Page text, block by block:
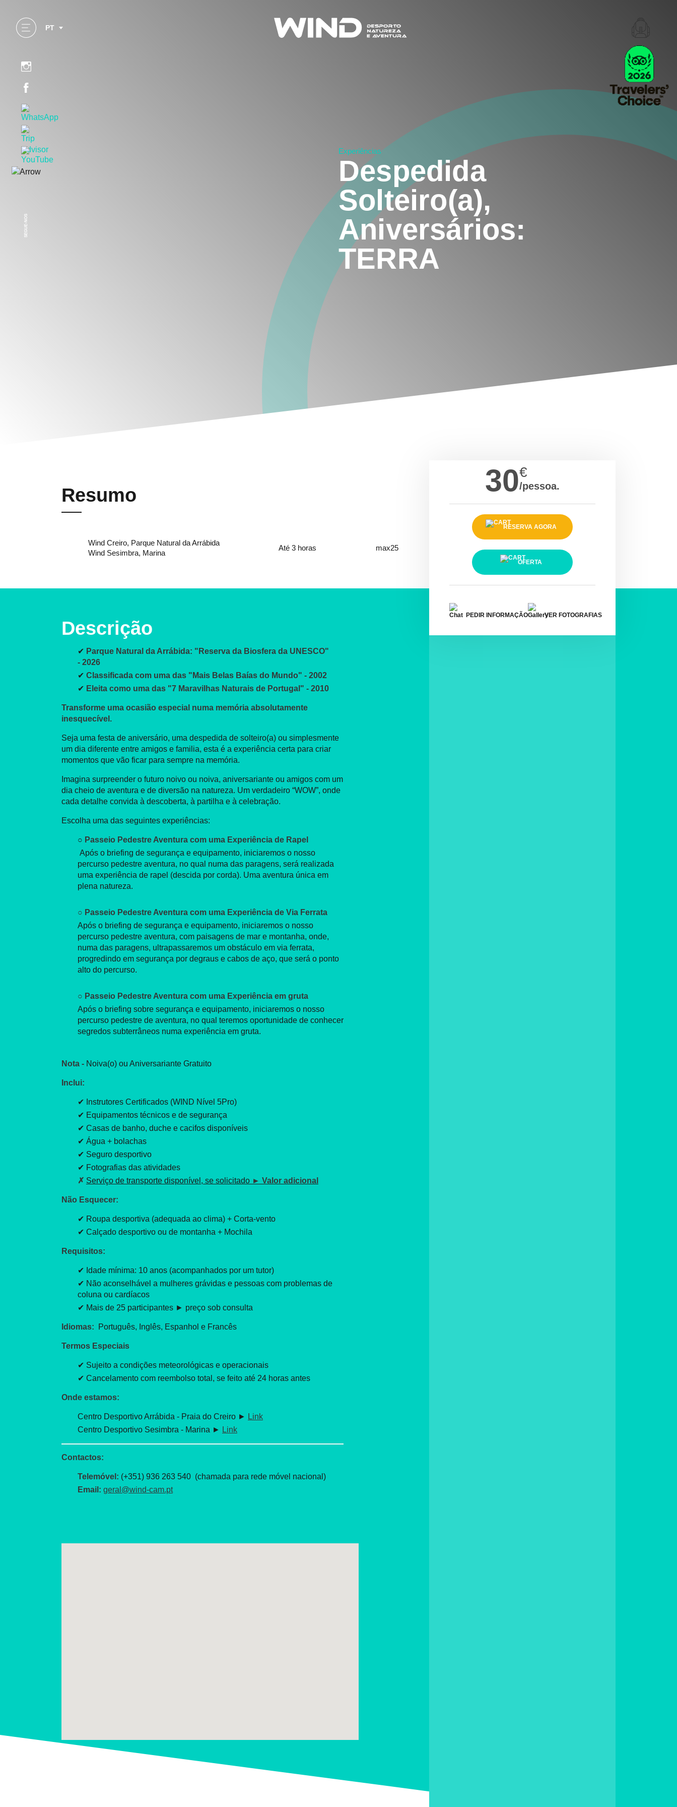
PT
SEGUE-NOS
Experiências
Despedida
Solteiro(a),
Aniversários:
TERRA
30€
/pessoa.
RESERVA AGORA
OFERTA
PEDIR INFORMAÇÃO VER FOTOGRAFIAS
Resumo
Wind Creiro, Parque Natural da Arrábida
Wind Sesimbra, Marina
Até 3 horas max25
Descrição
✔ Parque Natural da Arrábida: "Reserva da Biosfera da UNESCO"
- 2026
✔ Classificada com uma das "Mais Belas Baías do Mundo" - 2002
✔ Eleita como uma das "7 Maravilhas Naturais de Portugal" - 2010
Transforme uma ocasião especial numa memória absolutamente
inesquecível.
Seja uma festa de aniversário, uma despedida de solteiro(a) ou simplesmente
um dia diferente entre amigos e familia, esta é a experiência certa para criar
momentos que vão ficar para sempre na memória.
Imagina surpreender o futuro noivo ou noiva, aniversariante ou amigos com um
dia cheio de aventura e de diversão na natureza. Um verdadeiro “WOW”, onde
cada detalhe convida à descoberta, à partilha e à celebração.
Escolha uma das seguintes experiências:
○ Passeio Pedestre Aventura com uma Experiência de Rapel
Após o briefing de segurança e equipamento, iniciaremos o nosso
percurso pedestre aventura, no qual numa das paragens, será realizada
uma experiência de rapel (descida por corda). Uma aventura única em
plena natureza.
○ Passeio Pedestre Aventura com uma Experiência de Via Ferrata
Após o briefing de segurança e equipamento, iniciaremos o nosso
percurso pedestre aventura, com paisagens de mar e montanha, onde,
numa das paragens, ultrapassaremos um obstáculo em via ferrata,
progredindo em segurança por degraus e cabos de aço, que será o ponto
alto do percurso.
○ Passeio Pedestre Aventura com uma Experiência em gruta
Após o briefing sobre segurança e equipamento, iniciaremos o nosso
percurso pedestre de aventura, no qual teremos oportunidade de conhecer
segredos subterrâneos numa experiência em gruta.
Nota - Noiva(o) ou Aniversariante Gratuito
Inclui:
✔ Instrutores Certificados (WIND Nível 5Pro)
✔ Equipamentos técnicos e de segurança
✔ Casas de banho, duche e cacifos disponíveis
✔ Água + bolachas
✔ Seguro desportivo
✔ Fotografias das atividades
✗ Serviço de transporte disponível, se solicitado ► Valor adicional
Não Esquecer:
✔ Roupa desportiva (adequada ao clima) + Corta-vento
✔ Calçado desportivo ou de montanha + Mochila
Requisitos:
✔ Idade mínima: 10 anos (acompanhados por um tutor)
✔ Não aconselhável a mulheres grávidas e pessoas com problemas de
coluna ou cardíacos
✔ Mais de 25 participantes ► preço sob consulta
Idiomas: Português, Inglês, Espanhol e Francês
Termos Especiais
✔ Sujeito a condições meteorológicas e operacionais
✔ Cancelamento com reembolso total, se feito até 24 horas antes
Onde estamos:
Centro Desportivo Arrábida - Praia do Creiro ► Link
Centro Desportivo Sesimbra - Marina ► Link
Contactos:
Telemóvel: (+351) 936 263 540 (chamada para rede móvel nacional)
Email: geral@wind-cam.pt